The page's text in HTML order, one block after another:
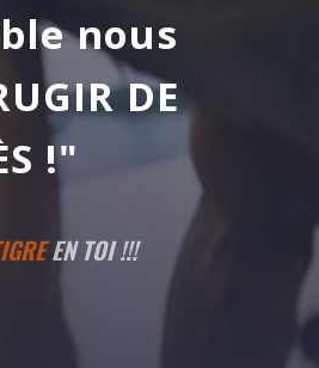
nous
DE
!"
EN TOI !!!